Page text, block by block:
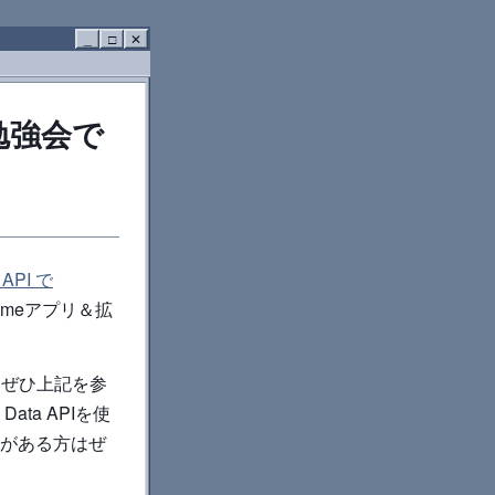
□
✕
会で
で
アプリ＆拡
ひ上記を参
APIを使
ある方はぜ